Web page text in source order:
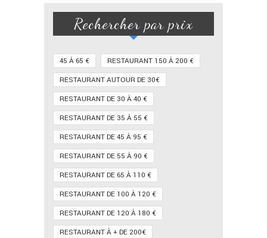
Rechercher par prix
45 À 65 €
RESTAURANT 150 À 200 €
RESTAURANT AUTOUR DE 30€
RESTAURANT DE 30 À 40 €
RESTAURANT DE 35 À 55 €
RESTAURANT DE 45 À 95 €
RESTAURANT DE 55 À 90 €
RESTAURANT DE 65 À 110 €
RESTAURANT DE 100 À 120 €
RESTAURANT DE 120 À 180 €
RESTAURANT À + DE 200€